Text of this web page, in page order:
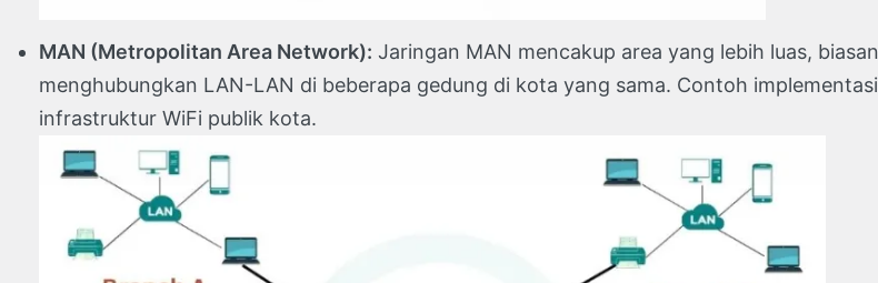
MAN (Metropolitan Area Network): Jaringan MAN mencakup area yang lebih luas,
menghubungkan LAN-LAN di beberapa gedung di kota yang sama. Contoh
infrastruktur WiFi publik kota.